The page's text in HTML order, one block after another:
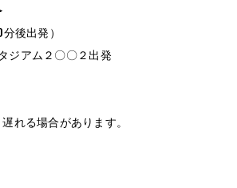
後出発）
ジアム２〇〇２出発
れる場合があります。